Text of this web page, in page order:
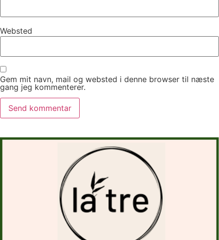
Websted
Gem mit navn, mail og websted i denne browser til næste
gang jeg kommenterer.